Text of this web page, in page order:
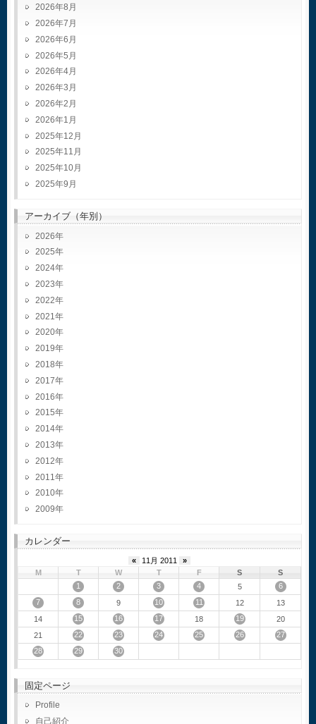
2026年8月
2026年7月
2026年6月
2026年5月
2026年4月
2026年3月
2026年2月
2026年1月
2025年12月
2025年11月
2025年10月
2025年9月
アーカイブ（年別）
2026
2025
2024
2023
2022
2021
2020
2019
2018
2017
2016
2015
2014
2013
2012
2011
2010
2009
カレンダー
« 11月 2011
»
M
T W T F S
S
1
2 3 4 5
6
7
8 9 10 11 12
13
14
15 16 17 18 19
20
21
22 23 24 25 26
27
28
29 30
固定ページ
Profile
自己紹介